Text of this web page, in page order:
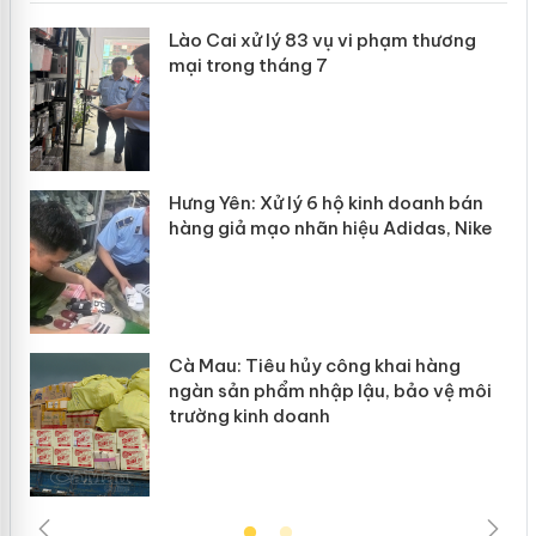
Lào Cai xử lý 83 vụ vi phạm thương
mại trong tháng 7
Hưng Yên: Xử lý 6 hộ kinh doanh bán
hàng giả mạo nhãn hiệu Adidas, Nike
Cà Mau: Tiêu hủy công khai hàng
ngàn sản phẩm nhập lậu, bảo vệ môi
trường kinh doanh